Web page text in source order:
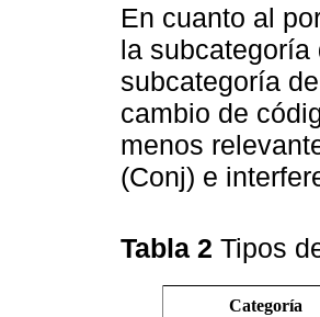
En cuanto al
la subcategoría
subcategoría
cambio de
menos
(Conj) e
Tabla 2 Tipos
Categoría